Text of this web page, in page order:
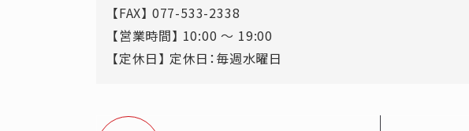
【FAX】 077-533-2338
【営業時間】 10:00 ～ 19:00
【定休日】 定休日：毎週水曜日